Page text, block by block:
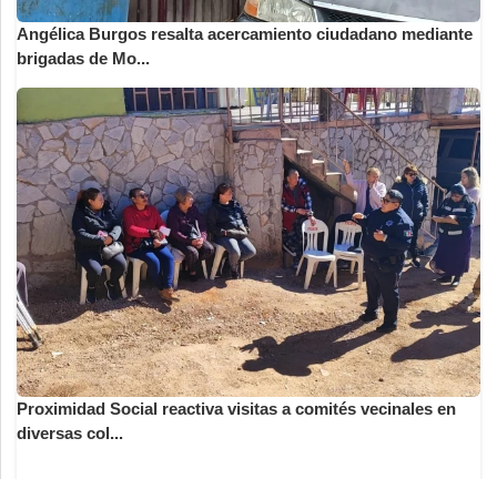
Angélica Burgos resalta acercamiento ciudadano mediante
brigadas de Mo...
Proximidad Social reactiva visitas a comités vecinales en
diversas col...